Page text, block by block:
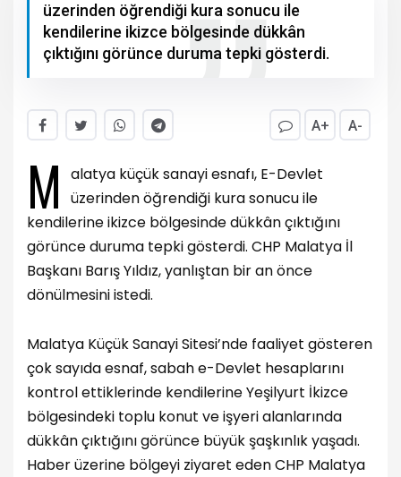
üzerinden öğrendiği kura sonucu ile
kendilerine ikizce bölgesinde dükkân
çıktığını görünce duruma tepki gösterdi.
A+ A-
M
alatya küçük sanayi esnafı, E-Devlet
üzerinden öğrendiği kura sonucu ile
kendilerine ikizce bölgesinde dükkân çıktığını
görünce duruma tepki gösterdi. CHP Malatya İl
Başkanı Barış Yıldız, yanlıştan bir an önce
dönülmesini istedi.
Malatya Küçük Sanayi Sitesi’nde faaliyet gösteren
çok sayıda esnaf, sabah e-Devlet hesaplarını
kontrol ettiklerinde kendilerine Yeşilyurt İkizce
bölgesindeki toplu konut ve işyeri alanlarında
dükkân çıktığını görünce büyük şaşkınlık yaşadı.
Haber üzerine bölgeyi ziyaret eden CHP Malatya